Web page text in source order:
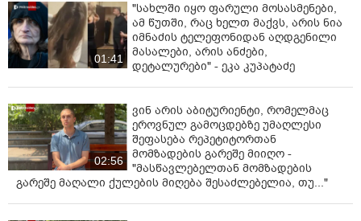
01:41
"სახლში იყო ფარული მოსასმენები,
ამ წუთში, რაც ხელთ მაქვს, არის ნია
იმნაძის ტელეფონიდან აღდგენილი
მასალები, არის ანძები,
დეტალურები" - ეკა კუპატაძე
02:56
ვინ არის აბიტურიენტი, რომელმაც
ეროვნულ გამოცდებზე უმაღლესი
შეფასება რეპეტიტორთან
მომზადების გარეშე მიიღო -
"მასწავლებელთან მომზადების
გარეშე მაღალი ქულების მიღება შესაძლებელია, თუ..."